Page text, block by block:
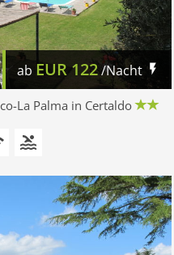
ab EUR 122/Nacht
La Palma in Certaldo